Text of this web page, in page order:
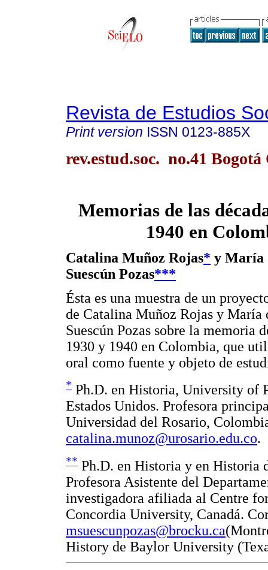
Revista de Estudios
Print version ISSN 0123-885X
rev.estud.soc. no.41 Bogotá
Memorias de las
1940 en
Catalina Muñoz Rojas* y María
Suescún Pozas***
Ésta es una muestra de un
de Catalina Muñoz Rojas y María
Suescún Pozas sobre la memoria
1930 y 1940 en Colombia, que
oral como fuente y objeto de
* Ph.D. en Historia, University of
Estados Unidos. Profesora
Universidad del Rosario,
catalina.munoz@urosario.edu.co.
** Ph.D. en Historia y en
Profesora Asistente del
investigadora afiliada al Centre
Concordia University, Canadá.
msuescunpozas@brocku.ca
History de Baylor University